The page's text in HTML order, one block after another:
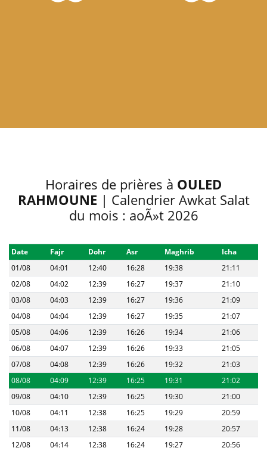
Horaires de prières à OULED
RAHMOUNE | Calendrier Awkat Salat
du mois : aoÃ»t 2026
Date Fajr Dohr Asr Maghrib
Icha
01/08
04:01 12:40 16:28 19:38
21:11
02/08
04:02 12:39 16:27 19:37
21:10
03/08
04:03 12:39 16:27 19:36
21:09
04/08
04:04 12:39 16:27 19:35
21:07
05/08
04:06 12:39 16:26 19:34
21:06
06/08
04:07 12:39 16:26 19:33
21:05
07/08
04:08 12:39 16:26 19:32
21:03
08/08
04:09 12:39 16:25 19:31
21:02
09/08
04:10 12:39 16:25 19:30
21:00
10/08
04:11 12:38 16:25 19:29
20:59
11/08
04:13 12:38 16:24 19:28
20:57
12/08
04:14 12:38 16:24 19:27
20:56